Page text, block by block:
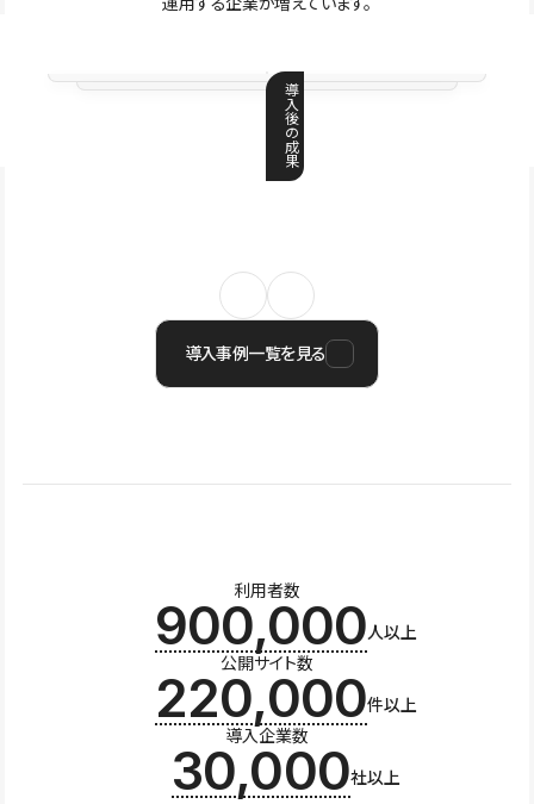
導
入
後
の
成
果
導入事例一覧を見る
利用者数
900,000人以上
公開サイト数
220,000件以上
導入企業数
30,000社以上